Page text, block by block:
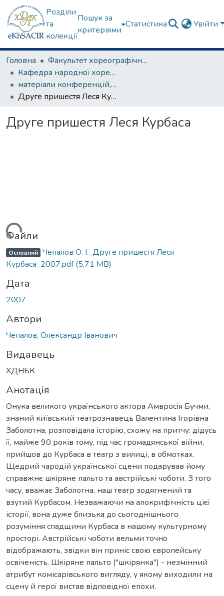
Розділи
та
колекції
Пошук за
критеріями
Статистика Увійти
Головна
Факультет хореографічного мистецтва
Кафедра народної хореографії та теорії танцю
матеріали конференцій, семінарів, круглих столів та ін.
Друге пришестя Леся Курбаса
Друге пришестя Леся Курбаса
Файли
Основний Чепалов О. І._Друге пришестя Леся
Курбаса_2007.pdf(5,71 MB)
Дата
2007
Автори
Чепалов, Олександр Іванович
Видавець
ХДНБК
Анотація
Онука великого українського актора Амвросія Бучми,
знаний київський театрознавець Валентина Ігорівна
Заболотна, розповідала історію, схожу на притчу: дідусь
її, майже 90 років тому, під час громадянської війни,
прийшов до Курбаса в театр з вилиці, в обмотках.
Щедрий чародій української сцени подарував йому
справжнє шкіряне пальто та австрійські чоботи. З того
часу, вважає Заболотна, наш театр зодягнений та
взутий Курбасом. Незважаючи на апокрифічність цієї
історії, вона дуже близька до сьогоднішнього
розуміння спадщини Курбаса в нашому культурному
просторі. Австрійські чоботи вельми точно
відображають, звідки він приніс свою європейську
освіченість. Шкіряне пальто ("шкірянка") - незмінний
атрибут комісарівського вигляду, у якому виходили на
сцену й герої вистав відповідної епохи.